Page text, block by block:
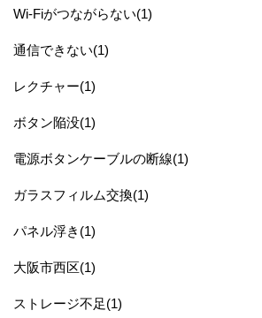
Wi-Fiがつながらない(1)
通信できない(1)
レクチャー(1)
ボタン陥没(1)
電源ボタンケーブルの断線(1)
ガラスフィルム交換(1)
パネル浮き(1)
大阪市西区(1)
ストレージ不足(1)